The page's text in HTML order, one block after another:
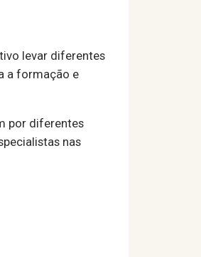
levar diferentes
a formação e
por diferentes
nas